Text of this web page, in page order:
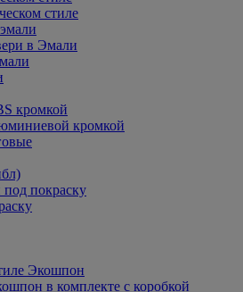
стиле
в Эмали
кромкой
кромкой
покраску
Экошпон
в комплекте с коробкой